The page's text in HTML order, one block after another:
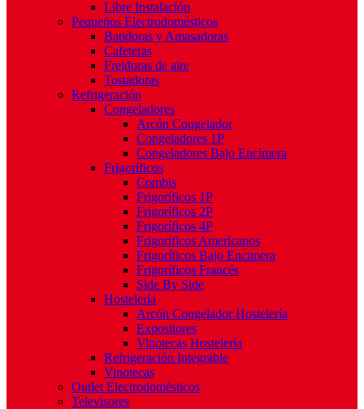
Libre Instalación
Pequeños Electrodomésticos
Batidoras y Amasadoras
Cafeteras
Freidoras de aire
Tostadoras
Refrigeración
Congeladores
Arcón Congelador
Congeladores 1P
Congeladores Bajo Encimera
Frigoríficos
Combis
Frigoríficos 1P
Frigoríficos 2P
Frigoríficos 4P
Frigoríficos Americanos
Frigoríficos Bajo Encimera
Frigoríficos Francés
Side By Side
Hostelería
Arcón Congelador Hostelería
Expositores
Vinotecas Hostelería
Refrigeración Integrable
Vinotecas
Outlet Electrodomésticos
Televisores